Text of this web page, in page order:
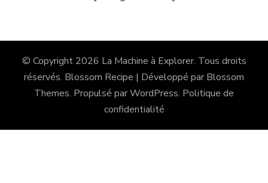
© Copyright 2026 La Machine à Explorer. Tous droits
réservés. Blossom Recipe | Développé par Blossom
Themes. Propulsé parWordPress. Politique de
confidentialité